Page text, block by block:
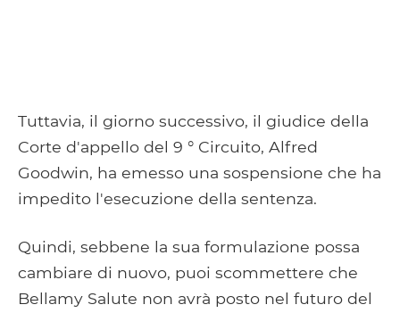
Tuttavia, il giorno successivo, il giudice della
Corte d'appello del 9 ° Circuito, Alfred
Goodwin, ha emesso una sospensione che ha
impedito l'esecuzione della sentenza.
Quindi, sebbene la sua formulazione possa
cambiare di nuovo, puoi scommettere che
Bellamy Salute non avrà posto nel futuro del